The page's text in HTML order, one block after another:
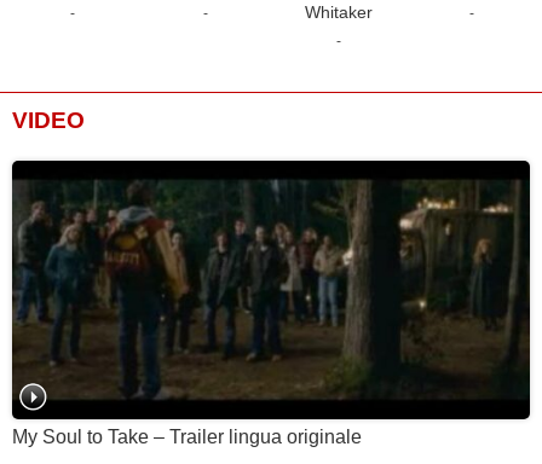
- -
Whitaker
-
-
VIDEO
My Soul to Take – Trailer lingua originale